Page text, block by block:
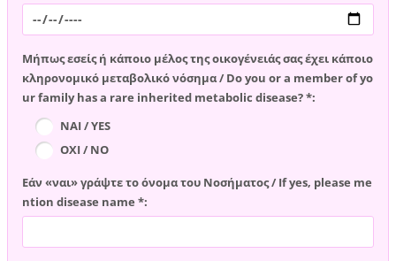
Μήπως εσείς ή κάποιο μέλος της οικογένειάς σας έχει κάποιο
κληρονομικό μεταβολικό νόσημα / Do you or a member of yo
ur family has a rare inherited metabolic disease? *:
ΝΑΙ / YES
ΟΧΙ / NO
Εάν «ναι» γράψτε το όνομα του Νοσήματος / If yes, please me
ntion disease name *: